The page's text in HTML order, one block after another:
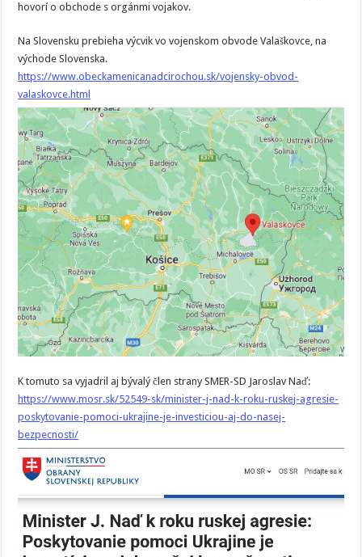
hovorí o obchode s orgánmi vojakov.
Na Slovensku prebieha výcvik vo vojenskom obvode Valaškovce, na
východe Slovenska.
https://www.obeckamenicanadcirochou.sk/vojensky-obvod-
valaskovce.html
K tomuto sa vyjadril aj bývalý člen strany SMER-SD Jaroslav Naď:
https://www.mosr.sk/52549-sk/minister-j-nad-k-roku-ruskej-agresie-
poskytovanie-pomoci-ukrajine-je-investiciou-aj-do-nasej-
bezpecnosti/